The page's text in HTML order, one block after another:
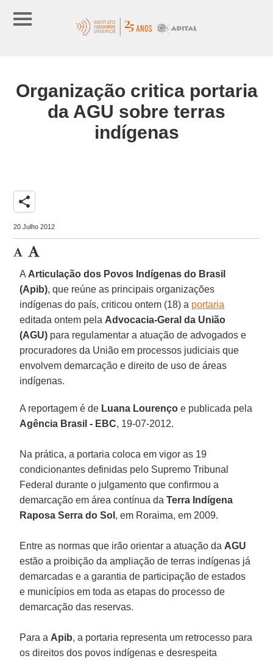
Organização critica portaria
da AGU sobre terras
indígenas
share
20 Julho 2012
A Articulação dos Povos Indígenas do Brasil
(Apib), que reúne as principais organizações
indígenas do país, criticou ontem (18) a portaria
editada ontem pela Advocacia-Geral da União
(AGU) para regulamentar a atuação de advogados e
procuradores da União em processos judiciais que
envolvem demarcação e direito de uso de áreas
indígenas.
A reportagem é de Luana Lourenço e publicada pela
Agência Brasil - EBC, 19-07-2012.
Na prática, a portaria coloca em vigor as 19
condicionantes definidas pelo Supremo Tribunal
Federal durante o julgamento que confirmou a
demarcação em área contínua daTerra Indígena
Raposa Serra do Sol , em Roraima, em 2009.
Entre as normas que irão orientar a atuação da AGU
estão a proibição da ampliação de terras indígenas já
demarcadas e a garantia de participação de estados
e municípios em toda as etapas do processo de
demarcação das reservas.
Para a Apib, a portaria representa um retrocesso para
os direitos dos povos indígenas e desrespeita